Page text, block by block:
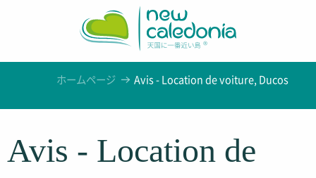
ホームページ Avis - Location de voiture, Ducos
Avis - Location de